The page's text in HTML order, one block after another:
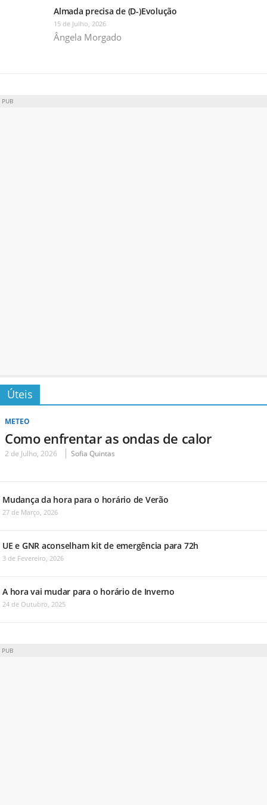
Almada precisa de (D-)Evolução
15 de Julho, 2026
Ângela Morgado
PUB
Úteis
METEO
Como enfrentar as ondas de calor
2 de Julho, 2026 Sofia Quintas
Mudança da hora para o horário de Verão
27 de Março, 2026
UE e GNR aconselham kit de emergência para 72h
3 de Fevereiro, 2026
A hora vai mudar para o horário de Inverno
24 de Outubro, 2025
PUB